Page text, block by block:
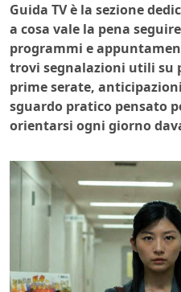
Guida TV è la sezione
a cosa vale la pena
programmi e
trovi segnalazioni utili su
prime serate,
sguardo pratico pensato
orientarsi ogni giorno